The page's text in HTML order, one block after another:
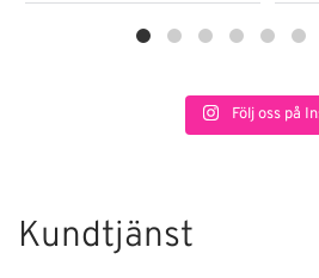
Följ oss på
Kundtjänst